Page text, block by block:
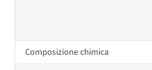
Composizione chimica